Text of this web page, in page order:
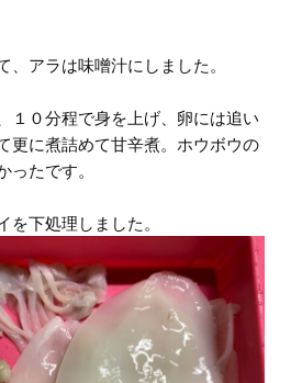
、アラは味噌汁にしました。
１０分程で身を上げ、卵には追い
更に煮詰めて甘辛煮。ホウボウの
ったです。
下処理しました。